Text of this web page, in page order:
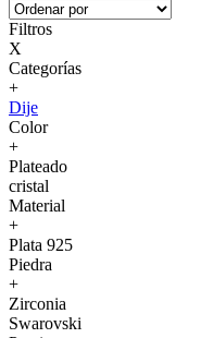
Filtros
X
Categorías
+
Dije
Color
+
Plateado
cristal
Material
+
Plata 925
Piedra
+
Zirconia
Swarovski